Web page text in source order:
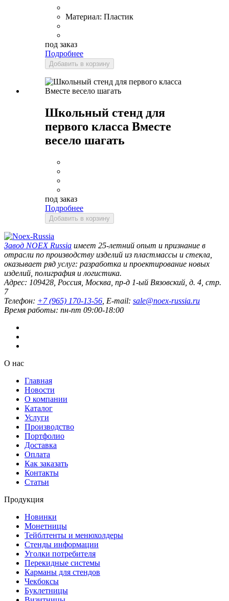
Материал: Пластик
под заказ
Подробнее
Добавить в корзину
Школьный стенд для
первого класса Вместе
весело шагать
под заказ
Подробнее
Добавить в корзину
Завод NOEX Russia имеет 25-летний опыт и признание в
отрасли по производству изделий из пластмассы и стекла,
оказывает ряд услуг: разработка и проектирование новых
изделий, полиграфия и логистика.
Адрес: 109428 Россия Москва пр-д 1-ый Вязовский, д. 4, стр.
7
Телефон: +7 (965) 170-13-56 , E-mail: sale@noex-russia.ru
Время работы: пн-пт 09:00-18:00
О нас
Главная
Новости
О компании
Каталог
Услуги
Производство
Портфолио
Доставка
Оплата
Как заказать
Контакты
Статьи
Продукция
Новинки
Монетницы
Тейблтенты и менюхолдеры
Стенды информации
Уголки потребителя
Перекидные системы
Карманы для стендов
Чекбоксы
Буклетницы